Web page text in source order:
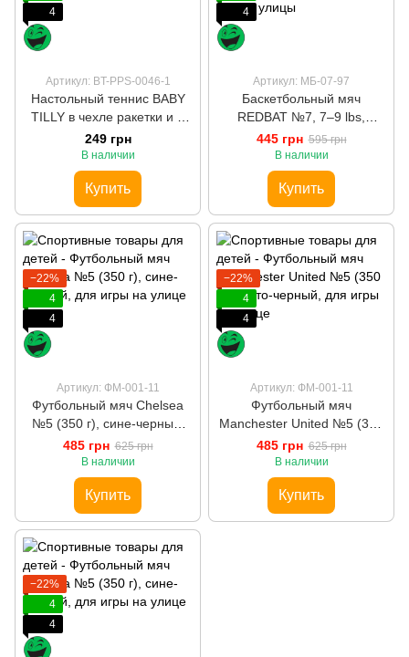
4
Артикул: BT-PPS-0046-1
Настольный теннис BABY
TILLY в чехле ракетки и 2
мяча
249 грн
В наличии
Купить
4
Артикул: МБ-07-97
Баскетбольный мяч
REDBAT №7, 7–9 lbs,
оранжевый (GL-87) для
зала и улицы
445 грн 595 грн
В наличии
Купить
−22%
4
4
Артикул: ФМ-001-11
Футбольный мяч Chelsea
№5 (350 г), сине-черный,
для игры на улице
485 грн 625 грн
В наличии
Купить
−22%
4
4
Артикул: ФМ-001-11
Футбольный мяч
Manchester United №5 (350
г), желто-черный, для игры
на улице
485 грн 625 грн
В наличии
Купить
−22%
4
4